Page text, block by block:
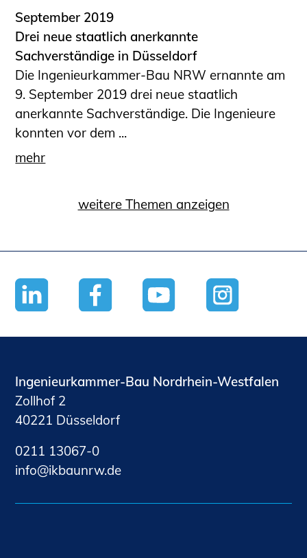
September 2019
Drei neue staatlich anerkannte
Sachverständige in Düsseldorf
Die Ingenieurkammer-Bau NRW ernannte am
9. September 2019 drei neue staatlich
anerkannte Sachverständige. Die Ingenieure
konnten vor dem ...
mehr
weitere Themen anzeigen
Ingenieurkammer-Bau Nordrhein-Westfalen
Zollhof 2
40221 Düsseldorf
0211 13067-0
nf
kb nrwd